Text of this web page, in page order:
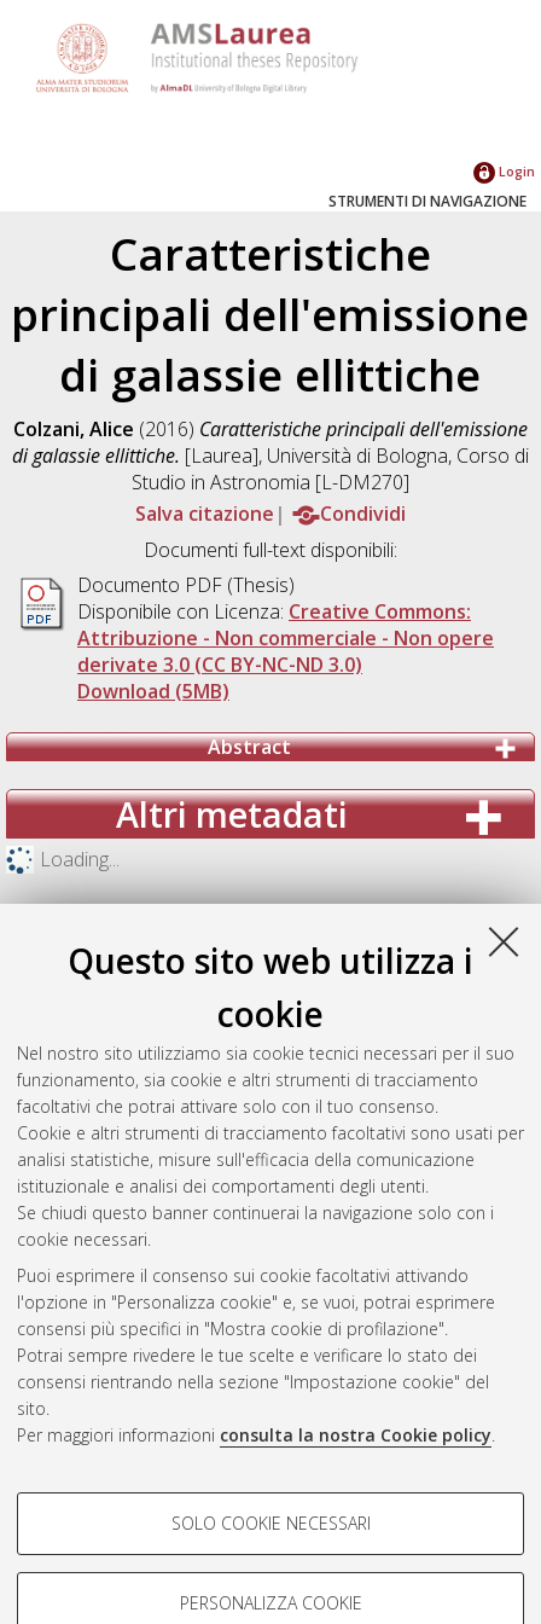
Questo sito web utilizza i
cookie
Nel nostro sito utilizziamo sia cookie tecnici necessari per il suo
funzionamento, sia cookie e altri strumenti di tracciamento
facoltativi che potrai attivare solo con il tuo consenso.
Cookie e altri strumenti di tracciamento facoltativi sono usati per
analisi statistiche, misure sull'efficacia della comunicazione
istituzionale e analisi dei comportamenti degli utenti.
Se chiudi questo banner continuerai la navigazione solo con i
cookie necessari.
Puoi esprimere il consenso sui cookie facoltativi attivando
l'opzione in "Personalizza cookie" e, se vuoi, potrai esprimere
consensi più specifici in "Mostra cookie di profilazione".
Potrai sempre rivedere le tue scelte e verificare lo stato dei
consensi rientrando nella sezione "Impostazione cookie" del
sito.
Per maggiori informazioni consulta la nostra Cookie policy.
COOKIE DI PROFILAZIONE -
Si tratta di cookie utilizzati per analizzare le caratteristiche della
navigazione degli utenti, creare profili in base al loro comportamento
SOLO COOKIE NECESSARI
PERSONALIZZA COOKIE
Login
STRUMENTI DI NAVIGAZIONE
Caratteristiche
principali dell'emissione
di galassie ellittiche
Colzani, Alice (2016) Caratteristiche principali dell'emissione
di galassie ellittiche. [Laurea], Università di Bologna, Corso di
Studio in Astronomia [L-DM270]
Salva citazione
Condividi
Documenti full-text disponibili:
Documento PDF (Thesis)
Disponibile con Licenza: Creative Commons:
Attribuzione - Non commerciale - Non opere
derivate 3.0 (CC BY-NC-ND 3.0)
Download (5MB)
Abstract
Altri metadati
Loading...
Gestione del documento:
Atom
Rss 1.0
Rss 2.0
AMS Laurea
Impostazioni Cookie
Informativa sulla privacy
Condizioni d’uso del sito